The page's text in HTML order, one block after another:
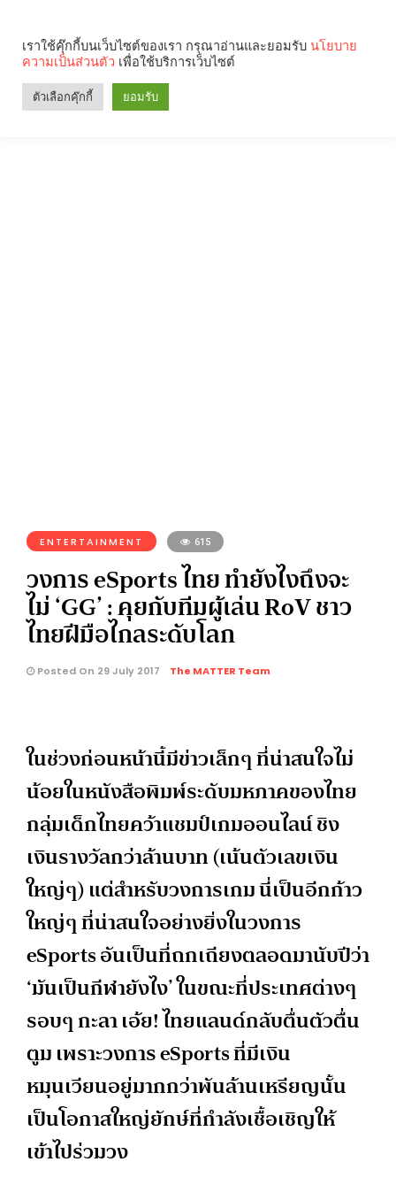
ENTERTAINMENT 615
วงการ eSports ไทย ทำยังไงถึงจะ
ไม่ ‘GG’ : คุยกับทีมผู้เล่น RoV ชาว
ไทยฝีมือไกลระดับโลก
Posted On 29 July 2017 The MATTER Team
ในช่วงก่อนหน้านี้มีข่าวเล็กๆ ที่น่าสนใจไม่
น้อยในหนังสือพิมพ์ระดับมหภาคของไทย
กลุ่มเด็กไทยคว้าแชมป์เกมออนไลน์ ชิง
เงินรางวัลกว่าล้านบาท (เน้นตัวเลขเงิน
ใหญ่ๆ)​ แต่สำหรับวงการเกม นี่เป็นอีกก้าว
ใหญ่ๆ ที่น่าสนใจอย่างยิ่งในวงการ
eSports อันเป็นที่ถกเถียงตลอดมานับปีว่า
‘มันเป็นกีฬายังไง’ ในขณะที่ประเทศต่างๆ
รอบๆ กะลา เอ้ย! ไทยแลนด์กลับตื่นตัวตื่น
ตูม เพราะวงการ eSports ที่มีเงิน
หมุนเวียนอยู่มากกว่าพันล้านเหรียญ​นั้น
เป็นโอกาสใหญ่ยักษ์ที่กำลังเชื้อเชิญให้
เข้าไปร่วมวง
เราใช้คุ๊กกี้บนเว็บไซต์ของเรา กรุณาอ่านและยอมรับ นโยบาย
ความเป็นส่วนตัว เพื่อใช้บริการเว็บไซต์
ตัวเลือกคุ๊กกี้ ยอมรับ